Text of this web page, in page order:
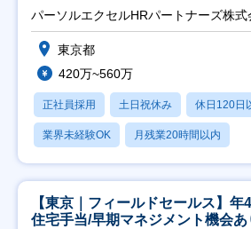
パーソルエクセルHRパートナーズ株式
東京都
420万~560万
正社員採用 土日祝休み 休日120日
業界未経験OK 月残業20時間以内
【東京｜フィールドセールス】
住宅手当/早期マネジメント機会あ